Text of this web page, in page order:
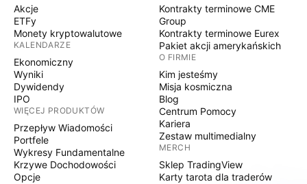
Akcje
ETFy
Monety kryptowalutowe
KALENDARZE
Ekonomiczny
Wyniki
Dywidendy
IPO
WIĘCEJ PRODUKTÓW
Przepływ Wiadomości
Portfele
Wykresy Fundamentalne
Krzywe Dochodowości
Opcje
Kontrakty terminowe CME
Group
Kontrakty terminowe Eurex
Pakiet akcji amerykańskich
O FIRMIE
Kim jesteśmy
Misja kosmiczna
Blog
Centrum Pomocy
Kariera
Zestaw multimedialny
MERCH
Sklep TradingView
Karty tarota dla traderów